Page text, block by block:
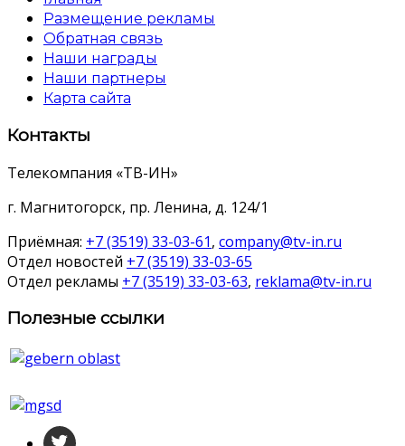
Размещение рекламы
Обратная связь
Наши награды
Наши партнеры
Карта сайта
Контакты
Телекомпания «ТВ-ИН»
г. Магнитогорск, пр. Ленина, д. 124/1
Приёмная: +7 (3519) 33-03-61, company@tv-in.ru
Отдел новостей +7 (3519) 33-03-65
Отдел рекламы +7 (3519) 33-03-63, reklama@tv-in.ru
Полезные ссылки